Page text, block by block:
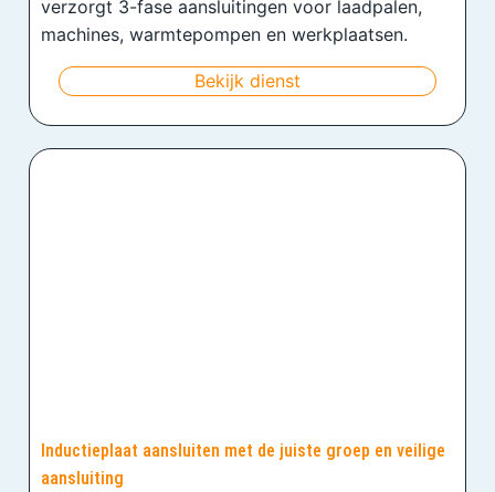
verzorgt 3-fase aansluitingen voor laadpalen,
machines, warmtepompen en werkplaatsen.
Bekijk dienst
Inductieplaat aansluiten met de juiste groep en veilige
aansluiting